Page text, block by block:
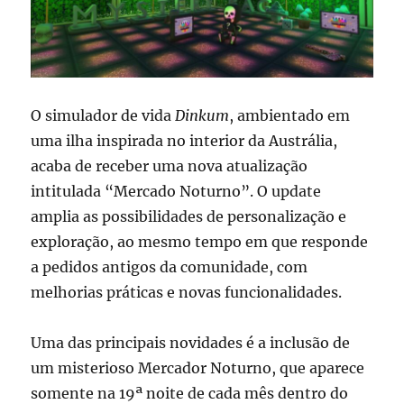
O simulador de vida Dinkum, ambientado em
uma ilha inspirada no interior da Austrália,
acaba de receber uma nova atualização
intitulada “Mercado Noturno”. O update
amplia as possibilidades de personalização e
exploração, ao mesmo tempo em que responde
a pedidos antigos da comunidade, com
melhorias práticas e novas funcionalidades.
Uma das principais novidades é a inclusão de
um misterioso Mercador Noturno, que aparece
somente na 19ª noite de cada mês dentro do